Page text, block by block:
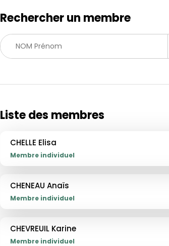
Rechercher un membre
Liste des membres
CHELLE Elisa
Membre individuel
CHENEAU Anaïs
Membre individuel
CHEVREUIL Karine
Membre individuel